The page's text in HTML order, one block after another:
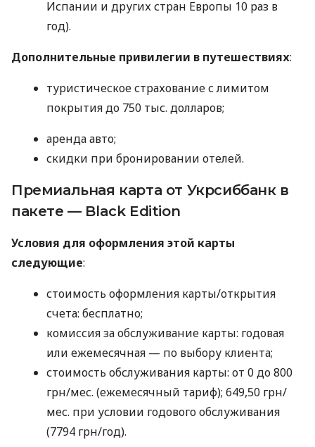
Испании и других стран Европы 10 раз в
год).
Дополнительные привилегии в путешествиях:
туристическое страхование с лимитом
покрытия до 750 тыс. долларов;
аренда авто;
скидки при бронировании отелей.
Премиальная карта от Укрсиббанк в
пакете — Black Edition
Условия для оформления этой карты
следующие:
стоимость оформления карты/открытия
счета: бесплатно;
комиссия за обслуживание карты: годовая
или ежемесячная — по выбору клиента;
стоимость обслуживания карты: от 0 до 800
грн/мес. (ежемесячный тариф); 649,50 грн/
мес. при условии годового обслуживания
(7794 грн/год).